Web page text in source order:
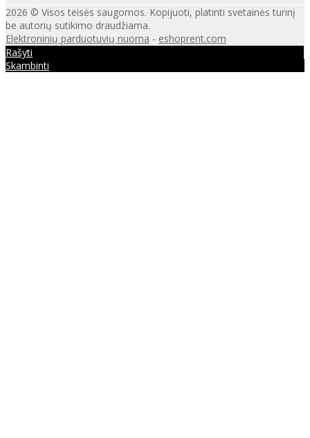
2026 © Visos teisės saugomos. Kopijuoti, platinti svetainės turinį
be autorių sutikimo draudžiama.
Elektroninių parduotuvių nuoma - eshoprent.com
Rašyti
Skambinti